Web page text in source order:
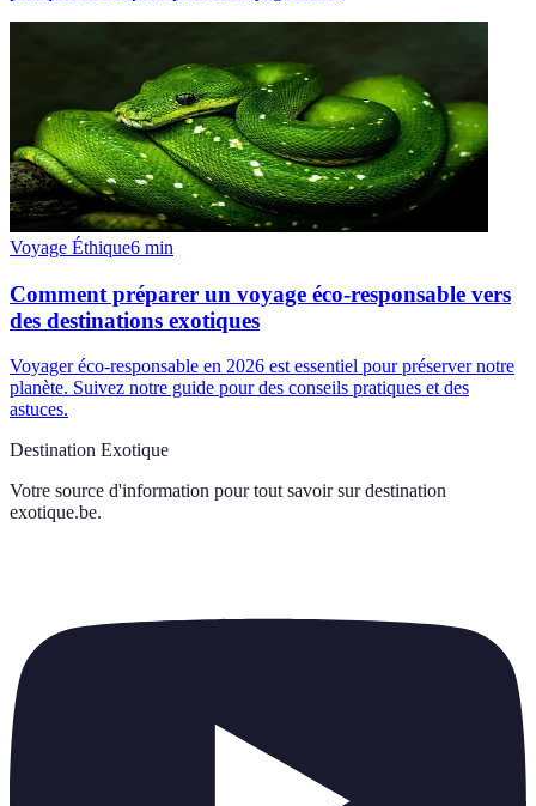
Voyage Éthique6 min
Comment préparer un voyage éco-responsable vers
des destinations exotiques
Voyager éco-responsable en 2026 est essentiel pour préserver notre
planète. Suivez notre guide pour des conseils pratiques et des
astuces.
Destination Exotique
Votre source d'information pour tout savoir sur destination
exotique.be.